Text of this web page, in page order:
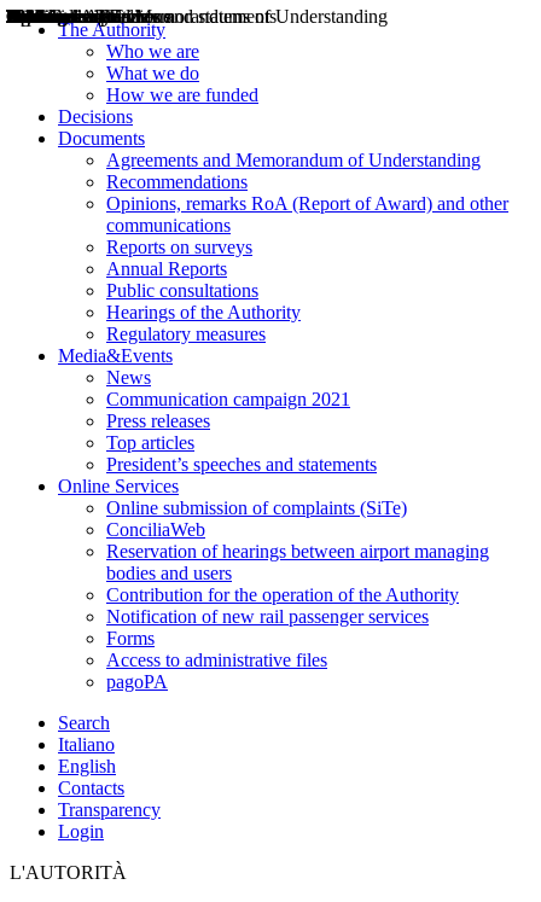
The Authority
Who we are
What we do
How we are funded
Decisions
Documents
Agreements and Memorandum of Understanding
Recommendations
Opinions, remarks RoA (Report of Award) and other
communications
Reports on surveys
Annual Reports
Public consultations
Hearings of the Authority
Regulatory measures
Media&Events
News
Communication campaign 2021
Press releases
Top articles
President’s speeches and statements
Online Services
Online submission of complaints (SiTe)
ConciliaWeb
Reservation of hearings between airport managing
bodies and users
Contribution for the operation of the Authority
Notification of new rail passenger services
Forms
Access to administrative files
pagoPA
Search
Italiano
English
Contacts
Transparency
Login
L'AUTORITÀ
Decisions
Opinions
Public consultations
Hearings
Recommendations
Agreements and Memorandums of Understanding
Relazioni annuali
Misure di regolazione
News
Press Releases
Bollettini ART
Convegni ART
President’s interviews
Top articles
President’s speeches and statements
2004
2005
2010
2013
2014
2015
2016
2017
2018
2019
202
2020
2021
2022
2023
2024
2025
2026
Aereo
Marittimo
Terrestre